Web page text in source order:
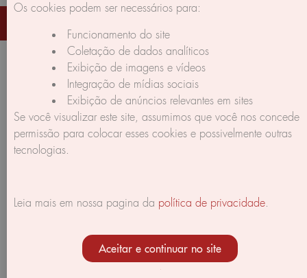
Corpus Gratus © 2026 All rights reserved | made by Braga's
Creations
Os cookies podem ser necessários para:
Funcionamento do site
Coletação de dados analíticos
Exibição de imagens e vídeos
Integração de mídias sociais
Exibição de anúncios relevantes em sites
Se você visualizar este site, assumimos que você nos concede
permissão para colocar esses cookies e possivelmente outras
tecnologias.
Leia mais em nossa pagina da política de privacidade.
Aceitar e continuar no site